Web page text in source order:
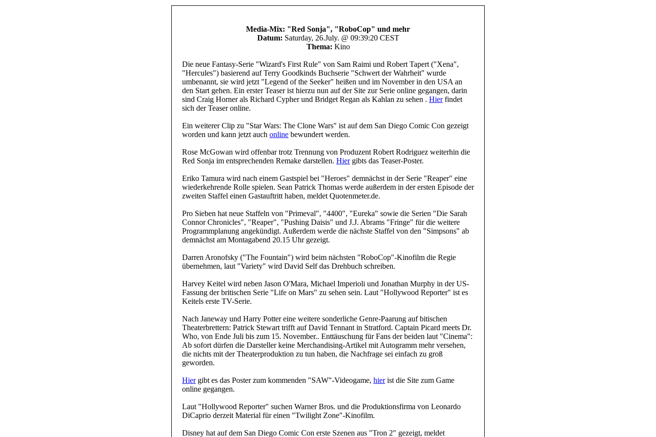
Media-Mix: "Red Sonja", "RoboCop" und mehr
Datum: Saturday, 26.July. @ 09:39:20 CEST
Thema: Kino
Die neue Fantasy-Serie "Wizard's First Rule" von Sam Raimi und Robert Tapert ("Xena",
"Hercules") basierend auf Terry Goodkinds Buchserie "Schwert der Wahrheit" wurde
umbenannt, sie wird jetzt "Legend of the Seeker" heißen und im November in den USA an
den Start gehen. Ein erster Teaser ist hierzu nun auf der Site zur Serie online gegangen, darin
sind Craig Horner als Richard Cypher und Bridget Regan als Kahlan zu sehen . Hierfindet
sich der Teaser online.
Ein weiterer Clip zu "Star Wars: The Clone Wars" ist auf dem San Diego Comic Con gezeigt
worden und kann jetzt auch online bewundert werden.
Rose McGowan wird offenbar trotz Trennung von Produzent Robert Rodriguez weiterhin die
Red Sonja im entsprechenden Remake darstellen. Hiergibts das Teaser-Poster.
Eriko Tamura wird nach einem Gastspiel bei "Heroes" demnächst in der Serie "Reaper" eine
wiederkehrende Rolle spielen. Sean Patrick Thomas werde außerdem in der ersten Episode der
zweiten Staffel einen Gastauftritt haben, meldet Quotenmeter.de.
Pro Sieben hat neue Staffeln von "Primeval", "4400", "Eureka" sowie die Serien "Die Sarah
Connor Chronicles", "Reaper", "Pushing Daisis" und J.J. Abrams "Fringe" für die weitere
Programmplanung angekündigt. Außerdem werde die nächste Staffel von den "Simpsons" ab
demnächst am Montagabend 20.15 Uhr gezeigt.
Darren Aronofsky ("The Fountain") wird beim nächsten "RoboCop"-Kinofilm die Regie
übernehmen, laut "Variety" wird David Self das Drehbuch schreiben.
Harvey Keitel wird neben Jason O'Mara, Michael Imperioli und Jonathan Murphy in der US-
Fassung der britischen Serie "Life on Mars" zu sehen sein. Laut "Hollywood Reporter" ist es
Keitels erste TV-Serie.
Nach Janeway und Harry Potter eine weitere sonderliche Genre-Paarung auf bitischen
Theaterbrettern: Patrick Stewart trifft auf David Tennant in Stratford. Captain Picard meets Dr.
Who, von Ende Juli bis zum 15. November.. Enttäuschung für Fans der beiden laut "Cinema":
Ab sofort dürfen die Darsteller keine Merchandising-Artikel mit Autogramm mehr versehen,
die nichts mit der Theaterproduktion zu tun haben, die Nachfrage sei einfach zu groß
geworden.
Hiergibt es das Poster zum kommenden "SAW"-Videogame, hierist die Site zum Game
online gegangen.
Laut "Hollywood Reporter" suchen Warner Bros. und die Produktionsfirma von Leonardo
DiCaprio derzeit Material für einen "Twilight Zone"-Kinofilm.
Disney hat auf dem San Diego Comic Con erste Szenen aus "Tron 2" gezeigt, meldet